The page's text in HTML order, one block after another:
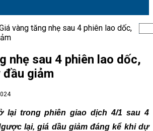
vàng tăng nhẹ sau 4 phiên lao dốc,
nhẹ sau 4 phiên lao dốc,
đầu giảm
lại trong phiên giao dịch 4/1 sau 4
lại, giá dầu giảm đáng kể khi dự